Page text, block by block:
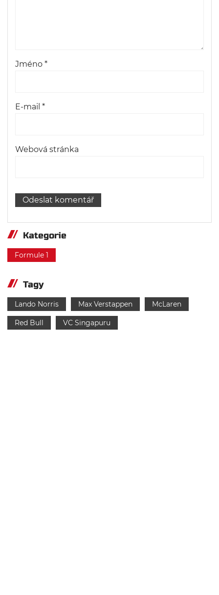
Jméno *
E-mail *
Webová stránka
Kategorie
Formule 1
Tagy
Lando Norris Max Verstappen McLaren
Red Bull VC Singapuru